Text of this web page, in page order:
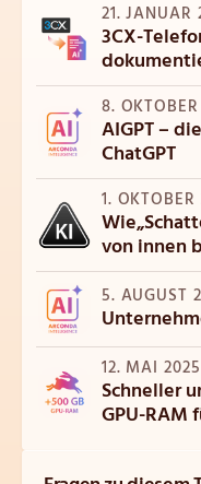
21. JANUAR
3CX-
8.
AIGPT –
ChatGPT
1. OKTOBER
von innen
5. AUGUST
12. MAI 2025
Schneller
GPU-RAM